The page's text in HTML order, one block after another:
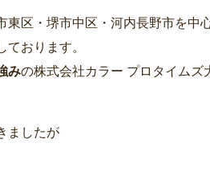
東区・堺市中区・河内長野市を中
おります。
みの株式会社カラー プロタイムズ
ましたが